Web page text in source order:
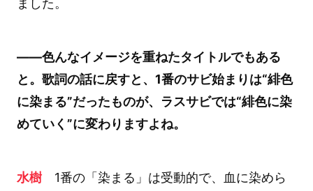
ました。
――色んなイメージを重ねたタイトルでもある
と。歌詞の話に戻すと、1番のサビ始まりは“緋色
に染まる”だったものが、ラスサビでは“緋色に染
めていく”に変わりますよね。
水樹1番の「染まる」は受動的で、血に染めら